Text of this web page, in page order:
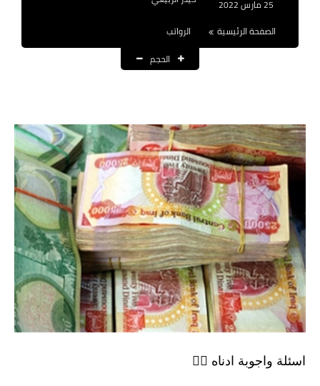
العقود والاجور اليومية
القروض والسلف
المنح المالية
قطع الاراضي
اخبار العراق
الاخبار السياسية
الاخبار الامنية
الصفحة الرئيسية
الرواتب
الحجم
اسئلة واجوبة ادناه 👇🏻